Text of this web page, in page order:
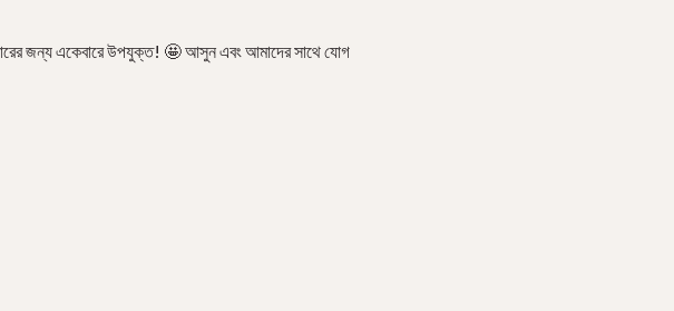
জন্য একেবারে উপযুক্ত! 🤩 আসুন এবং আমাদের সাথে যোগ